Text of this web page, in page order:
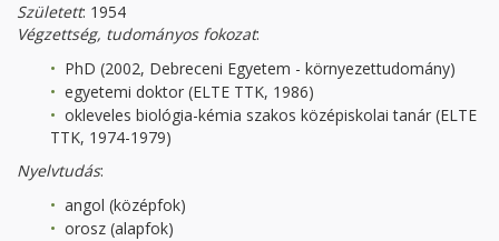
Született: 1954
Végzettség, tudományos fokozat:
PhD (2002, Debreceni Egyetem - környezettudomány)
egyetemi doktor (ELTE TTK, 1986)
okleveles biológia-kémia szakos középiskolai tanár (ELTE
TTK, 1974-1979)
Nyelvtudás:
angol (középfok)
orosz (alapfok)